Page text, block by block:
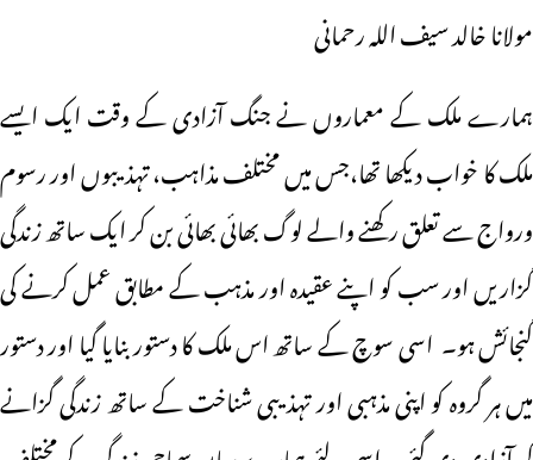
مولانا خالد سیف اللہ رحمانی
ہمارے ملک کے معماروں نے جنگ آزادی کے وقت ایک ایسے
ملک کا خواب دیکھا تھا،جس میں مختلف مذاہب، تہذیبوں اور رسوم
ورواج سے تعلق رکھنے والے لوگ بھائی بھائی بن کر ایک ساتھ زندگی
گزاریں اور سب کو اپنے عقیدہ اور مذہب کے مطابق عمل کرنے کی
گنجائش ہو۔ اسی سوچ کے ساتھ اس ملک کا دستور بنایا گیا اور دستور
میں ہر گروہ کو اپنی مذہبی اور تہذیبی شناخت کے ساتھ زندگی گزانے